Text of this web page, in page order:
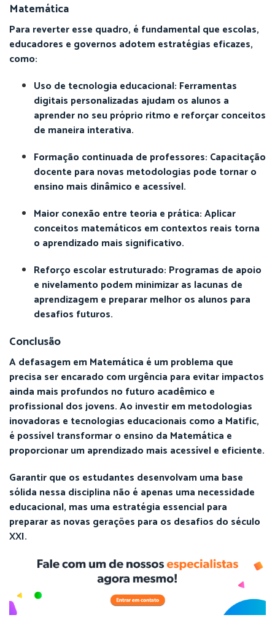
Matemática
Para reverter esse quadro, é fundamental que escolas,
educadores e governos adotem estratégias eficazes,
como:
Uso de tecnologia educacional: Ferramentas
digitais personalizadas ajudam os alunos a
aprender no seu próprio ritmo e reforçar conceitos
de maneira interativa.
Formação continuada de professores: Capacitação
docente para novas metodologias pode tornar o
ensino mais dinâmico e acessível.
Maior conexão entre teoria e prática: Aplicar
conceitos matemáticos em contextos reais torna
o aprendizado mais significativo.
Reforço escolar estruturado: Programas de apoio
e nivelamento podem minimizar as lacunas de
aprendizagem e preparar melhor os alunos para
desafios futuros.
Conclusão
A defasagem em Matemática é um problema que
precisa ser encarado com urgência para evitar impactos
ainda mais profundos no futuro acadêmico e
profissional dos jovens. Ao investir em metodologias
inovadoras e tecnologias educacionais como a Matific,
é possível transformar o ensino da Matemática e
proporcionar um aprendizado mais acessível e eficiente.
Garantir que os estudantes desenvolvam uma base
sólida nessa disciplina não é apenas uma necessidade
educacional, mas uma estratégia essencial para
preparar as novas gerações para os desafios do século
XXI.